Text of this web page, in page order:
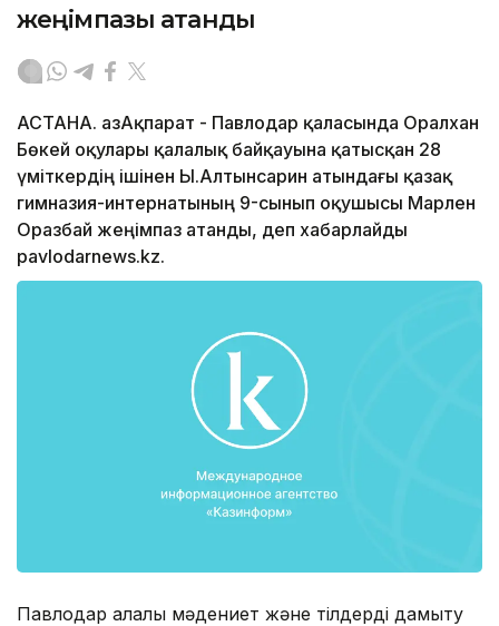
жеңімпазы атанды
АСТАНА. ҚазАқпарат - Павлодар қаласында Оралхан
Бөкей оқулары қалалық байқауына қатысқан 28
үміткердің ішінен Ы.Алтынсарин атындағы қазақ
гимназия-интернатының 9-сынып оқушысы Марлен
Оразбай жеңімпаз атанды, деп хабарлайды
pavlodarnews.kz.
Павлодар қалалық мәдениет және тілдерді дамыту